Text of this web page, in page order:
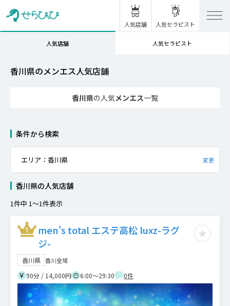
人気店舗 人気セラピスト
人気店舗 人気セラピスト
香川県のメンエス人気店舗
香川県の人気メンエス一覧
条件から検索
エリア：香川県 変更
香川県の人気店舗
1件中 1〜1件表示
men's total エステ高松 luxz-ラグ
ジ-
香川県 香川全域
90分 / 14,000円 6:00～29:30 0件